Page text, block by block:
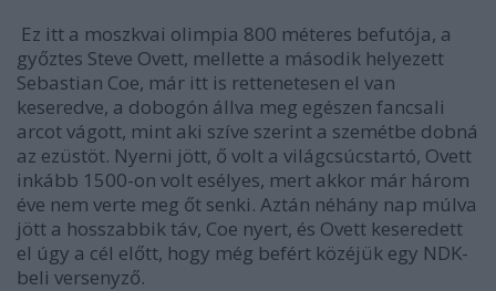
Ez itt a moszkvai olimpia 800 méteres befutója, a
győztes Steve Ovett, mellette a második helyezett
Sebastian Coe, már itt is rettenetesen el van
keseredve, a dobogón állva meg egészen fancsali
arcot vágott, mint aki szíve szerint a szemétbe dobná
az ezüstöt. Nyerni jött, ő volt a világcsúcstartó, Ovett
inkább 1500-on volt esélyes, mert akkor már három
éve nem verte meg őt senki. Aztán néhány nap múlva
jött a hosszabbik táv, Coe nyert, és Ovett keseredett
el úgy a cél előtt, hogy még befért közéjük egy NDK-
beli versenyző.